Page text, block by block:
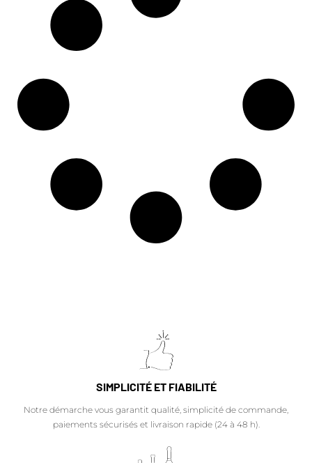
SIMPLICITÉ ET FIABILITÉ
Notre démarche vous garantit qualité, simplicité de commande,
paiements sécurisés et livraison rapide (24 à 48 h).